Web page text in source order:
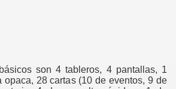
son 4 tableros, 4 pantallas, 1
opaca, 28 cartas (10 de eventos, 9 de